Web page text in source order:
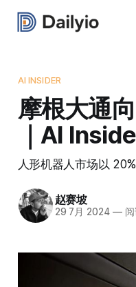
AI INSIDER
摩根大通
｜AI
人形机器人市场以
赵赛坡
29 7月 2024 —阅